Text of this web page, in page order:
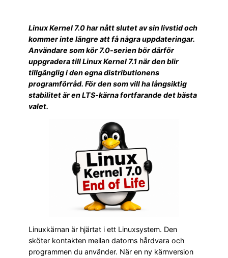
Linux Kernel 7.0 har nått slutet av sin livstid och
kommer inte längre att få några uppdateringar.
Användare som kör 7.0-serien bör därför
uppgradera till Linux Kernel 7.1 när den blir
tillgänglig i den egna distributionens
programförråd. För den som vill ha långsiktig
stabilitet är en LTS-kärna fortfarande det bästa
valet.
Linuxkärnan är hjärtat i ett Linuxsystem. Den
sköter kontakten mellan datorns hårdvara och
programmen du använder. När en ny kärnversion